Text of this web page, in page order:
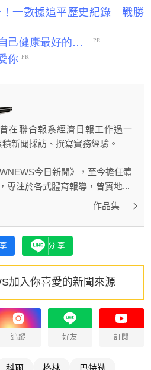
一數據追平歷史紀錄 戰勝
在聯合報系經濟日報工作過一
新聞採訪、撰寫實務經驗。
今日新聞》，至今擔任體
專注於各式體育報導，曾實地...
作品集
分享
加入你喜愛的新聞來源
追蹤 好友 訂閱
科爾 格林 巴特勒